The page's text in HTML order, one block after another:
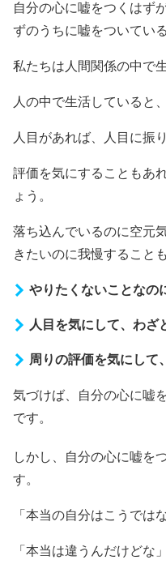
自分の心に嘘をつくはず
ずのうちに嘘をついてい
私たちは人間関係の中で
人の中で生活していると
人目があれば、人目に振
評価を気にすることもあ
ょう。
落ち込んでいるのに空元
きたいのに我慢すること
やりたくないことなの
人目を気にして、わざ
周りの評価を気にして
気づけば、自分の心に嘘
です。
しかし、自分の心に嘘を
す。
「本当の自分はこうでは
「本当は違うんだけどな」